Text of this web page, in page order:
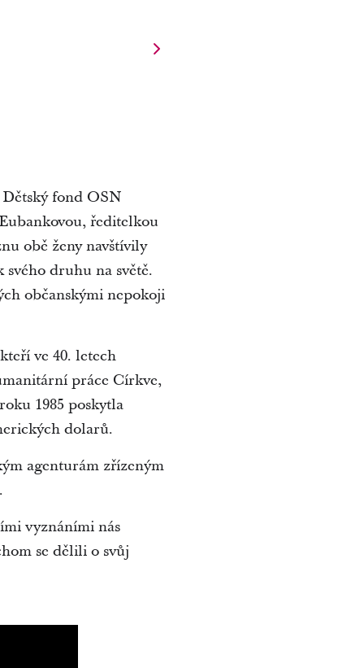
fond OSN
ředitelkou
obě ženy navštívily
druhu na světě.
občanskými nepokoji
ve 40. letech
práce Církve,
1985 poskytla
dolarů.
agenturám zřízeným
vyznáními nás
se dělili o svůj